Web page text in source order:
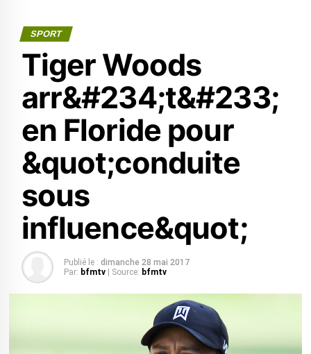
SPORT
Tiger Woods
arr&#234;t&#233;
en Floride pour
&quot;conduite
sous
influence&quot;
Publié le : dimanche 28 mai 2017
Par: bfmtv | Source: bfmtv